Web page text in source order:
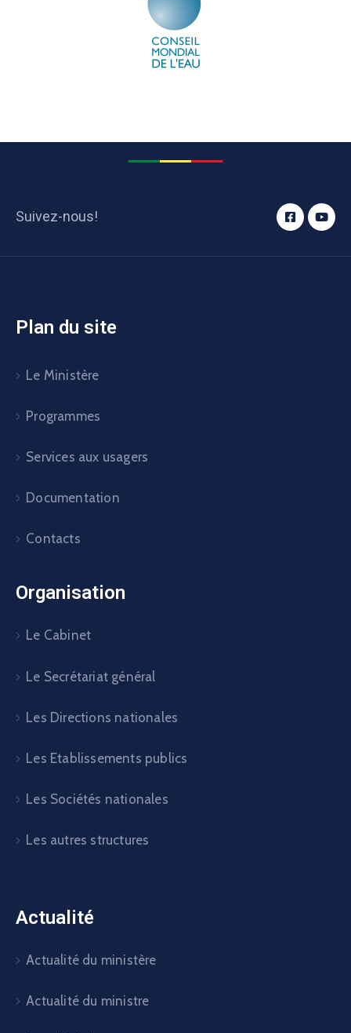
Suivez-nous!
Plan du site
Le Ministère
Programmes
Services aux usagers
Documentation
Contacts
Organisation
Le Cabinet
Le Secrétariat général
Les Directions nationales
Les Etablissements publics
Les Sociétés nationales
Les autres structures
Actualité
Actualité du ministère
Actualité du ministre